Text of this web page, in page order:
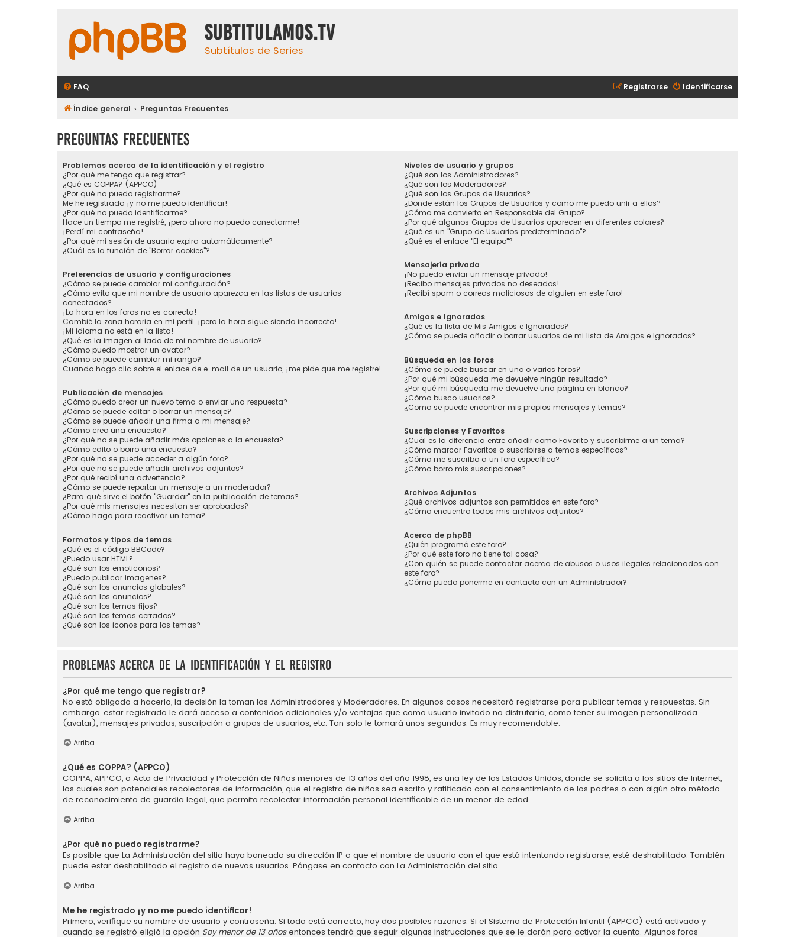
subtitulamos.tv
Subtítulos de Series
FAQ Identificarse
Registrarse
Índice general Preguntas Frecuentes
Preguntas Frecuentes
Problemas acerca de la identificación y el registro
¿Por qué me tengo que registrar?
¿Qué es COPPA? (APPCO)
¿Por qué no puedo registrarme?
Me he registrado ¡y no me puedo identificar!
¿Por qué no puedo identificarme?
Hace un tiempo me registré, ¡pero ahora no puedo conectarme!
¡Perdí mi contraseña!
¿Por qué mi sesión de usuario expira automáticamente?
¿Cuál es la función de "Borrar cookies"?
Preferencias de usuario y configuraciones
¿Cómo se puede cambiar mi configuración?
¿Cómo evito que mi nombre de usuario aparezca en las listas de usuarios
conectados?
¡La hora en los foros no es correcta!
Cambié la zona horaria en mi perfil, ¡pero la hora sigue siendo incorrecto!
¡Mi idioma no está en la lista!
¿Qué es la imagen al lado de mi nombre de usuario?
¿Cómo puedo mostrar un avatar?
¿Cómo se puede cambiar mi rango?
Cuando hago clic sobre el enlace de e-mail de un usuario, ¡me pide que me registre!
Publicación de mensajes
¿Cómo puedo crear un nuevo tema o enviar una respuesta?
¿Cómo se puede editar o borrar un mensaje?
¿Cómo se puede añadir una firma a mi mensaje?
¿Cómo creo una encuesta?
¿Por qué no se puede añadir más opciones a la encuesta?
¿Cómo edito o borro una encuesta?
¿Por qué no se puede acceder a algún foro?
¿Por qué no se puede añadir archivos adjuntos?
¿Por qué recibí una advertencia?
¿Cómo se puede reportar un mensaje a un moderador?
¿Para qué sirve el botón "Guardar" en la publicación de temas?
¿Por qué mis mensajes necesitan ser aprobados?
¿Cómo hago para reactivar un tema?
Formatos y tipos de temas
¿Qué es el código BBCode?
¿Puedo usar HTML?
¿Qué son los emoticonos?
¿Puedo publicar imagenes?
¿Qué son los anuncios globales?
¿Qué son los anuncios?
¿Qué son los temas fijos?
¿Qué son los temas cerrados?
¿Qué son los iconos para los temas?
Niveles de usuario y grupos
¿Qué son los Administradores?
¿Qué son los Moderadores?
¿Qué son los Grupos de Usuarios?
¿Donde están los Grupos de Usuarios y como me puedo unir a ellos?
¿Cómo me convierto en Responsable del Grupo?
¿Por qué algunos Grupos de Usuarios aparecen en diferentes colores?
¿Qué es un "Grupo de Usuarios predeterminado"?
¿Qué es el enlace "El equipo"?
Mensajería privada
¡No puedo enviar un mensaje privado!
¡Recibo mensajes privados no deseados!
¡Recibí spam o correos maliciosos de alguien en este foro!
Amigos e Ignorados
¿Qué es la lista de Mis Amigos e Ignorados?
¿Cómo se puede añadir o borrar usuarios de mi lista de Amigos e Ignorados?
Búsqueda en los foros
¿Cómo se puede buscar en uno o varios foros?
¿Por qué mi búsqueda me devuelve ningún resultado?
¿Por qué mi búsqueda me devuelve una página en blanco?
¿Cómo busco usuarios?
¿Como se puede encontrar mis propios mensajes y temas?
Suscripciones y Favoritos
¿Cuál es la diferencia entre añadir como Favorito y suscribirme a un tema?
¿Cómo marcar Favoritos o suscribirse a temas específicos?
¿Cómo me suscribo a un foro específico?
¿Cómo borro mis suscripciones?
Archivos Adjuntos
¿Qué archivos adjuntos son permitidos en este foro?
¿Cómo encuentro todos mis archivos adjuntos?
Acerca de phpBB
¿Quién programó este foro?
¿Por qué este foro no tiene tal cosa?
¿Con quién se puede contactar acerca de abusos o usos ilegales relacionados con
este foro?
¿Cómo puedo ponerme en contacto con un Administrador?
Problemas acerca de la identificación y el registro
¿Por qué me tengo que registrar?
No está obligado a hacerlo, la decisión la toman los Administradores y Moderadores. En algunos casos necesitará registrarse para publicar temas y respuestas. Sin
embargo, estar registrado le dará acceso a contenidos adicionales y/o ventajas que como usuario invitado no disfrutaría, como tener su imagen personalizada
(avatar), mensajes privados, suscripción a grupos de usuarios, etc. Tan solo le tomará unos segundos. Es muy recomendable.
Arriba
¿Qué es COPPA? (APPCO)
COPPA, APPCO, o Acta de Privacidad y Protección de Niños menores de 13 años del año 1998, es una ley de los Estados Unidos, donde se solicita a los sitios de Internet,
los cuales son potenciales recolectores de información, que el registro de niños sea escrito y ratificado con el consentimiento de los padres o con algún otro método
de reconocimiento de guardia legal, que permita recolectar información personal identificable de un menor de edad.
Arriba
¿Por qué no puedo registrarme?
Es posible que La Administración del sitio haya baneado su dirección IP o que el nombre de usuario con el que está intentando registrarse, esté deshabilitado. También
puede estar deshabilitado el registro de nuevos usuarios. Póngase en contacto con La Administración del sitio.
Arriba
Me he registrado ¡y no me puedo identificar!
Primero, verifique su nombre de usuario y contraseña. Si todo está correcto, hay dos posibles razones. Si el Sistema de Protección Infantil (APPCO) está activado y
cuando se registró eligió la opción Soy menor de 13 añosentonces tendrá que seguir algunas instrucciones que se le darán para activar la cuenta. Algunos foros